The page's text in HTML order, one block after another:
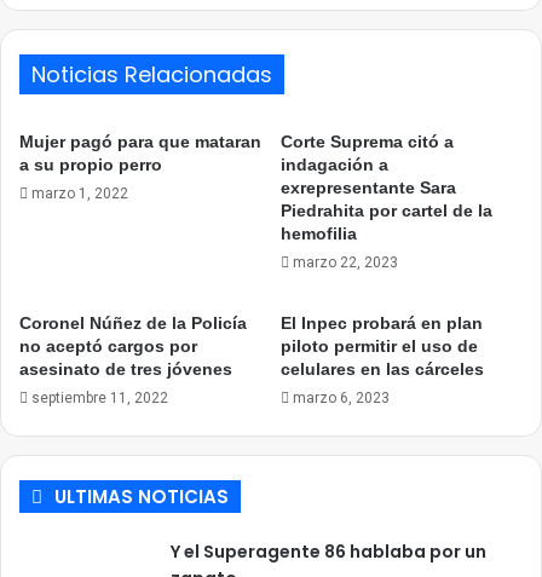
Noticias Relacionadas
Mujer pagó para que mataran
a su propio perro
marzo 1, 2022
Corte Suprema citó a
indagación a
exrepresentante Sara
Piedrahita por cartel de la
hemofilia
marzo 22, 2023
Coronel Núñez de la Policía
no aceptó cargos por
asesinato de tres jóvenes
septiembre 11, 2022
El Inpec probará en plan
piloto permitir el uso de
celulares en las cárceles
marzo 6, 2023
ULTIMAS NOTICIAS
Y el Superagente 86 hablaba por un